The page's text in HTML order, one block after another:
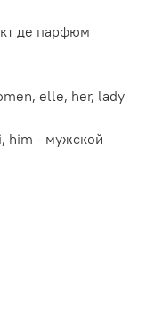
де парфюм
elle, her, lady
him - мужской